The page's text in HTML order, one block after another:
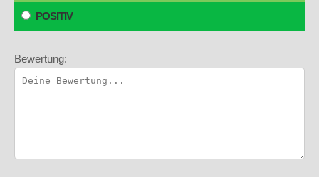
POSITIV
Bewertung: